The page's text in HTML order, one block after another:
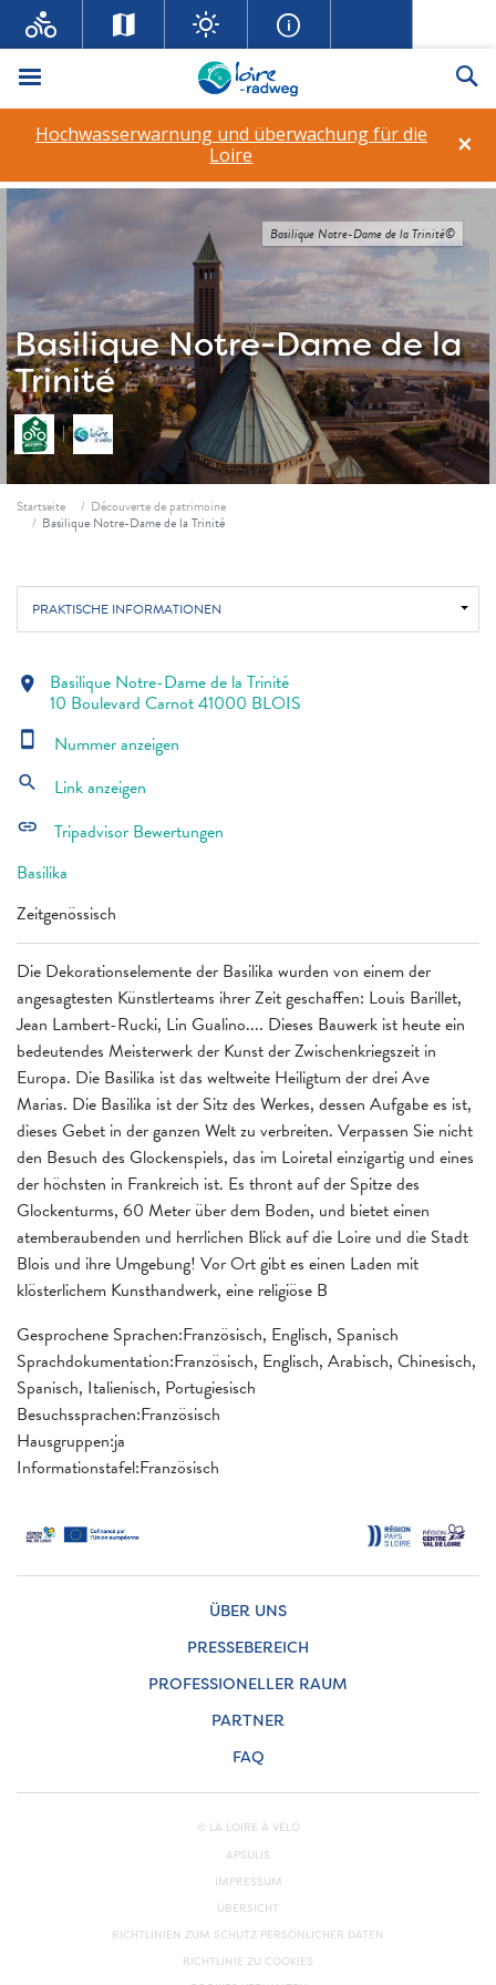
Menü
×
Hochwasserwarnung und überwachung für die
Loire
Basilique Notre-Dame de la
Trinité
Basilique Notre-Dame de la Trinité©
Fil d'ariane
Startseite
Découverte de patrimoine
Basilique Notre-Dame de la Trinité
PRAKTISCHE INFORMATIONEN
Die Dekorationselemente der Basilika wurden von einem der
angesagtesten Künstlerteams ihrer Zeit geschaffen: Louis Barillet,
Jean Lambert-Rucki, Lin Gualino.... Dieses Bauwerk ist heute ein
bedeutendes Meisterwerk der Kunst der Zwischenkriegszeit in
Europa. Die Basilika ist das weltweite Heiligtum der drei Ave
Marias. Die Basilika ist der Sitz des Werkes, dessen Aufgabe es ist,
dieses Gebet in der ganzen Welt zu verbreiten. Verpassen Sie nicht
den Besuch des Glockenspiels, das im Loiretal einzigartig und eines
der höchsten in Frankreich ist. Es thront auf der Spitze des
Glockenturms, 60 Meter über dem Boden, und bietet einen
atemberaubenden und herrlichen Blick auf die Loire und die Stadt
Blois und ihre Umgebung! Vor Ort gibt es einen Laden mit
klösterlichem Kunsthandwerk, eine religiöse B
Gesprochene Sprachen:Französisch, Englisch, Spanisch
Sprachdokumentation:Französisch, Englisch, Arabisch, Chinesisch,
Spanisch, Italienisch, Portugiesisch
Besuchssprachen:Französisch
Hausgruppen:ja
Informationstafel:Französisch
location_on Basilique Notre-Dame de la Trinité
10 Boulevard Carnot 41000 BLOIS
smartphone Nummer anzeigen
search Link anzeigen
link
Tripadvisor Bewertungen
Basilika
Zeitgenössisch
ÜBER UNS
PRESSEBEREICH
PROFESSIONELLER RAUM
PARTNER
FAQ
© LA LOIRE À VÉLO
APSULIS
IMPRESSUM
ÜBERSICHT
RICHTLINIEN ZUM SCHUTZ PERSÖNLICHER DATEN
RICHTLINIE ZU COOKIES